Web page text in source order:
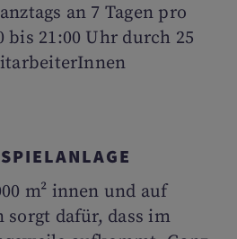
an 7 Tagen pro
bis 21:00 Uhr durch 25
m² innen und auf
sorgt dafür, dass im